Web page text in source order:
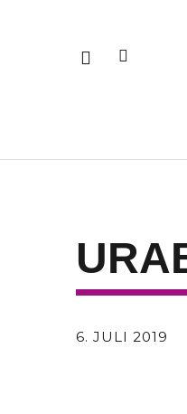
6. JULI 2019